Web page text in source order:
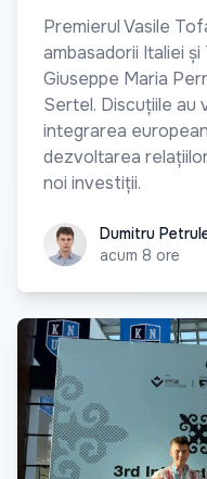
Premierul Vasile
ambasadorii Italiei
Giuseppe Maria
Sertel. Discuțiile au
integrarea
dezvoltarea
noi investiții.
Dumitru Petruleac
Dumitru
acum 8 ore